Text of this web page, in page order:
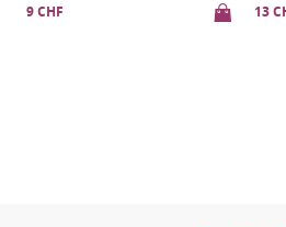
13 CHF 9